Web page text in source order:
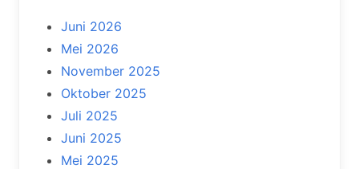
Juni 2026
Mei 2026
November 2025
Oktober 2025
Juli 2025
Juni 2025
Mei 2025